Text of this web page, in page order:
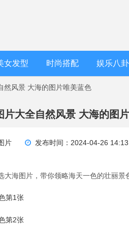
女发型 时尚搭配 娱乐八卦
然风景 大海的图片唯美蓝色
片大全自然风景 大海的图
片 发布时间：2024-04-26 14:13
海图片，带你领略海天一色的壮丽